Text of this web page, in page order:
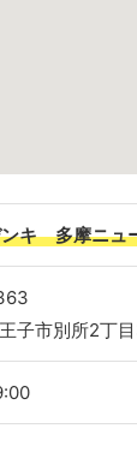
キ 多摩ニュ
子市別所2丁